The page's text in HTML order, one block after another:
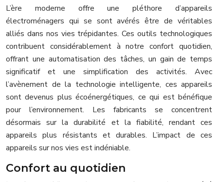
L’ère moderne offre une pléthore d’appareils
électroménagers qui se sont avérés être de véritables
alliés dans nos vies trépidantes. Ces outils technologiques
contribuent considérablement à notre confort quotidien,
offrant une automatisation des tâches, un gain de temps
significatif et une simplification des activités. Avec
l’avènement de la technologie intelligente, ces appareils
sont devenus plus écoénergétiques, ce qui est bénéfique
pour l’environnement. Les fabricants se concentrent
désormais sur la durabilité et la fiabilité, rendant ces
appareils plus résistants et durables. L’impact de ces
appareils sur nos vies est indéniable.
Confort au quotidien